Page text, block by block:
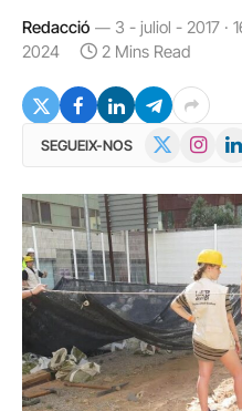
Redacció 3 - juliol - 2017 ·
2024
2 Mins Read
SEGUEIX-NOS Instagram